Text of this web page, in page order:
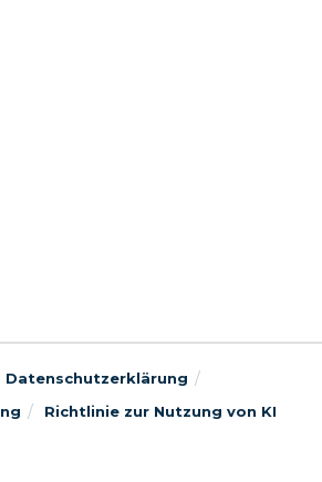
Datenschutzerklärung
Richtlinie zur Nutzung von KI